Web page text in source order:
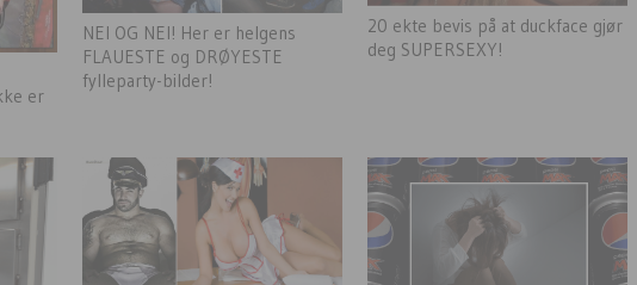
er
NEI OG NEI! Her er helgens
FLAUESTE og DRØYESTE
fylleparty-bilder!
20 ekte bevis på at duckface gjør
deg SUPERSEXY!